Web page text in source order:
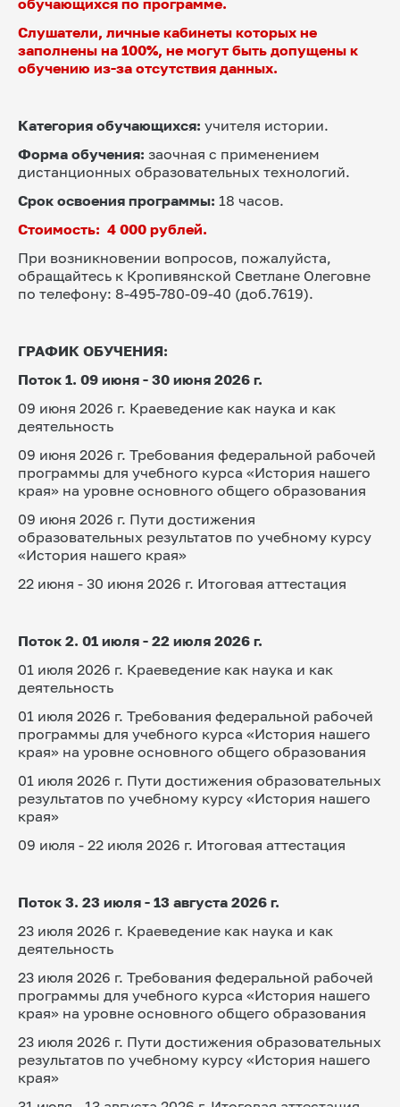
Слушатели, личные кабинеты которых не
заполнены на 100%, не могут быть допущены к
обучению из-за отсутствия данных.
Категория обучающихся: учителя истории.
Форма обучения: заочная с применением
дистанционных образовательных технологий.
Срок освоения программы: 18 часов.
Стоимость:  4 000 рублей.
При возникновении вопросов, пожалуйста,
обращайтесь к Кропивянской Светлане Олеговне
по телефону: 8-495-780-09-40 (доб.7619).
ГРАФИК ОБУЧЕНИЯ:
Поток 1. 09 июня - 30 июня 2026 г.
09 июня 2026 г. Краеведение как наука и как
деятельность
09 июня 2026 г. Требования федеральной рабочей
программы для учебного курса «История нашего
края» на уровне основного общего образования
09 июня 2026 г. Пути достижения
образовательных результатов по учебному курсу
«История нашего края»
22 июня - 30 июня 2026 г. Итоговая аттестация
Поток 2. 01 июля - 22 июля 2026 г.
01 июля 2026 г. Краеведение как наука и как
деятельность
01 июля 2026 г. Требования федеральной рабочей
программы для учебного курса «История нашего
края» на уровне основного общего образования
01 июля 2026 г. Пути достижения образовательных
результатов по учебному курсу «История нашего
края»
09 июля - 22 июля 2026 г. Итоговая аттестация
Поток 3. 23 июля - 13 августа 2026 г.
23 июля 2026 г. Краеведение как наука и как
деятельность
23 июля 2026 г. Требования федеральной рабочей
программы для учебного курса «История нашего
края» на уровне основного общего образования
23 июля 2026 г. Пути достижения образовательных
результатов по учебному курсу «История нашего
края»